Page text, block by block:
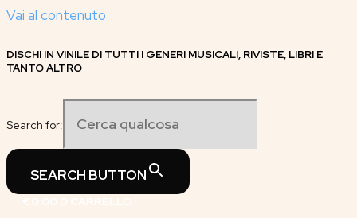
Vai al contenuto
DISCHI IN VINILE DI TUTTI I GENERI MUSICALI, RIVISTE, LIBRI E
TANTO ALTRO
Search for:
SEARCH BUTTON